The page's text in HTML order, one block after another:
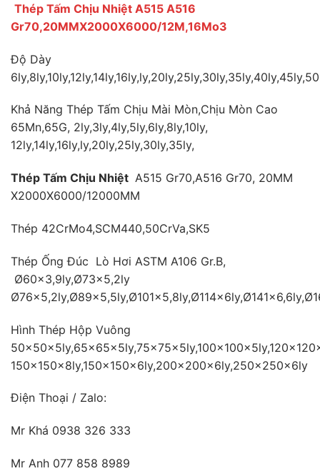
Thép Tấm Chịu Nhiệt A515 A516
Gr70,20MMX2000X6000/12M,16Mo3
Độ Dày
Khả Năng Thép Tấm Chịu Mài Mòn,Chịu Mòn Cao
65Mn,65G, 2ly,3ly,4ly,5ly,6ly,8ly,10ly,
12ly,14ly,16ly,ly,20ly,25ly,30ly,35ly,
Thép Tấm Chịu Nhiệt A515 Gr70,A516 Gr70, 20MM
X2000X6000/12000MM
Thép 42CrMo4,SCM440,50CrVa,SK5
Thép Ống Đúc Lò Hơi ASTM A106 Gr.B,
Ø60×3,9ly,Ø73×5,2ly
Hình Thép Hộp Vuông
150×150x8ly,150×150x6ly,200×200x6ly,250×250x6ly
Điện Thoại / Zalo:
Mr Khá 0938 326 333
Mr Anh 077 858 8989